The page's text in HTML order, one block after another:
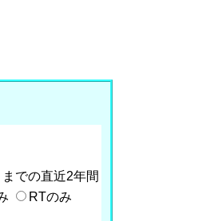
までの直近2年間
RTのみ